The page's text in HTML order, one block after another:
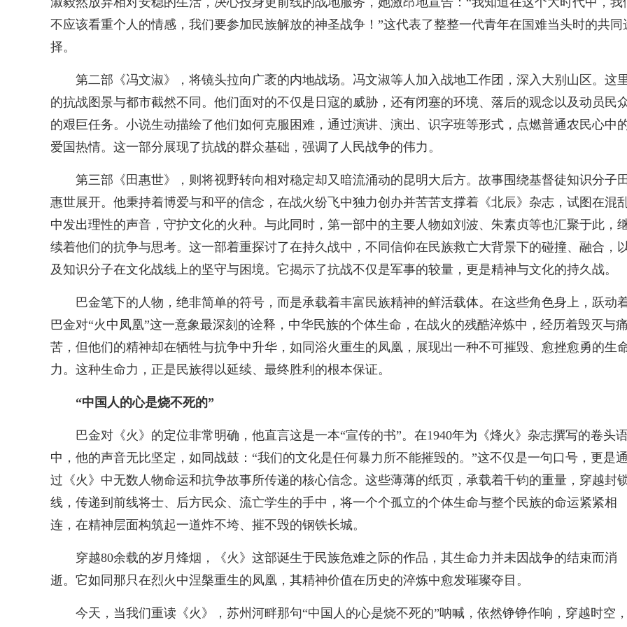
不应该看重个人的情感，我们要参加民族解放的神圣战争！”这代表了整整一代青年在国难当头时的共同
择。
第二部《冯文淑》，将镜头拉向广袤的内地战场。冯文淑等人加入战地工作团，深入大别山区。这
的抗战图景与都市截然不同。他们面对的不仅是日寇的威胁，还有闭塞的环境、落后的观念以及动员民
的艰巨任务。小说生动描绘了他们如何克服困难，通过演讲、演出、识字班等形式，点燃普通农民心中
爱国热情。这一部分展现了抗战的群众基础，强调了人民战争的伟力。
第三部《田惠世》，则将视野转向相对稳定却又暗流涌动的昆明大后方。故事围绕基督徒知识分子田
惠世展开。他秉持着博爱与和平的信念，在战火纷飞中独力创办并苦苦支撑着《北辰》杂志，试图在混
中发出理性的声音，守护文化的火种。与此同时，第一部中的主要人物如刘波、朱素贞等也汇聚于此，
续着他们的抗争与思考。这一部着重探讨了在持久战中，不同信仰在民族救亡大背景下的碰撞、融合，
及知识分子在文化战线上的坚守与困境。它揭示了抗战不仅是军事的较量，更是精神与文化的持久战。
巴金笔下的人物，绝非简单的符号，而是承载着丰富民族精神的鲜活载体。在这些角色身上，跃动
巴金对“火中凤凰”这一意象最深刻的诠释，中华民族的个体生命，在战火的残酷淬炼中，经历着毁灭与痛
苦，但他们的精神却在牺牲与抗争中升华，如同浴火重生的凤凰，展现出一种不可摧毁、愈挫愈勇的生
力。这种生命力，正是民族得以延续、最终胜利的根本保证。
“中国人的心是烧不死的”
巴金对《火》的定位非常明确，他直言这是一本“宣传的书”。在1940年为《烽火》杂志撰写的卷头
中，他的声音无比坚定，如同战鼓：“我们的文化是任何暴力所不能摧毁的。”这不仅是一句口号，更是通
过《火》中无数人物命运和抗争故事所传递的核心信念。这些薄薄的纸页，承载着千钧的重量，穿越封
线，传递到前线将士、后方民众、流亡学生的手中，将一个个孤立的个体生命与整个民族的命运紧紧相
连，在精神层面构筑起一道炸不垮、摧不毁的钢铁长城。
穿越80余载的岁月烽烟，《火》这部诞生于民族危难之际的作品，其生命力并未因战争的结束而消
逝。它如同那只在烈火中涅槃重生的凤凰，其精神价值在历史的淬炼中愈发璀璨夺目。
今天，当我们重读《火》，苏州河畔那句“中国人的心是烧不死的”呐喊，依然铮铮作响，穿越时空，